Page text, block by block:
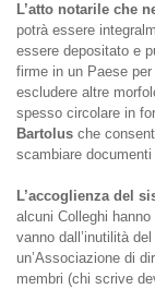
L’atto notarile che
potrà essere
essere depositato e
firme in un Paese
escludere altre
spesso circolare in
Bartolus che
scambiare
L’accoglienza del
alcuni Colleghi
vanno dall’inutilità
un’Associazione di
membri (chi scrive